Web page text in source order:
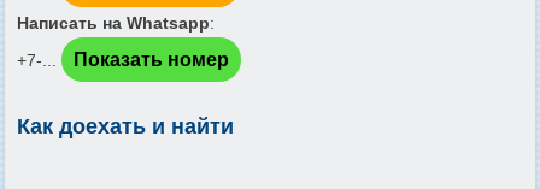
Написать на Whatsapp:
+7-...
Показать номер
Как доехать и найти